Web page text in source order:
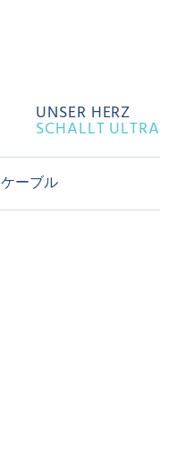
UNSER HERZ
SCHALLT ULTRA
ケーブル